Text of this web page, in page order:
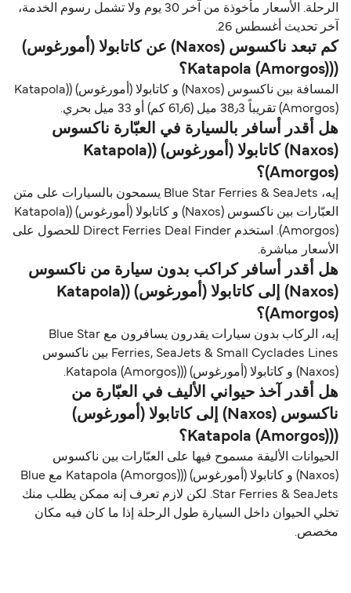
الرحلة. الأسعار مأخوذة من آخر 30 يوم ولا تشمل رسوم الخدمة،
آخر تحديث أغسطس 26.
كم تبعد ناكسوس (Naxos) عن كاتابولا (أمورغوس)
((Katapola (Amorgos)؟
المسافة بين ناكسوس (Naxos) و كاتابولا (أمورغوس) ((Katapola
(Amorgos) تقريباً 38٫3 ميل (61٫6 كم) أو 33 ميل بحري.
هل أقدر أسافر بالسيارة في العبّارة ناكسوس
(Naxos) كاتابولا (أمورغوس) ((Katapola
(Amorgos)؟
إيه، Blue Star Ferries & SeaJets يسمحون بالسيارات على متن
العبّارات بين ناكسوس (Naxos) و كاتابولا (أمورغوس) ((Katapola
(Amorgos). استخدم Direct Ferries Deal Finder للحصول على
الأسعار مباشرة.
هل أقدر أسافر كراكب بدون سيارة من ناكسوس
(Naxos) إلى كاتابولا (أمورغوس) ((Katapola
(Amorgos)؟
إيه، الركاب بدون سيارات يقدرون يسافرون مع Blue Star
Ferries, SeaJets & Small Cyclades Lines بين ناكسوس
(Naxos) و كاتابولا (أمورغوس) ((Katapola (Amorgos).
هل أقدر آخذ حيواني الأليف في العبّارة من
ناكسوس (Naxos) إلى كاتابولا (أمورغوس)
((Katapola (Amorgos)؟
الحيوانات الأليفة مسموح فيها على العبّارات بين ناكسوس
(Naxos) و كاتابولا (أمورغوس) ((Katapola (Amorgos) مع Blue
Star Ferries & SeaJets. لكن لازم تعرف إنه ممكن يطلب منك
تخلي الحيوان داخل السيارة طول الرحلة إذا ما كان فيه مكان
مخصص.